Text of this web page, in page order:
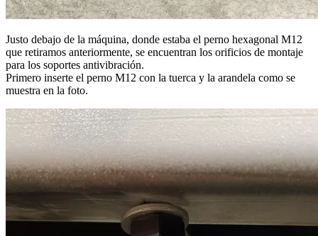
Justo debajo de la máquina, donde estaba el perno hexagonal M12
que retiramos anteriormente, se encuentran los orificios de montaje
para los soportes antivibración.
Primero inserte el perno M12 con la tuerca y la arandela como se
muestra en la foto.